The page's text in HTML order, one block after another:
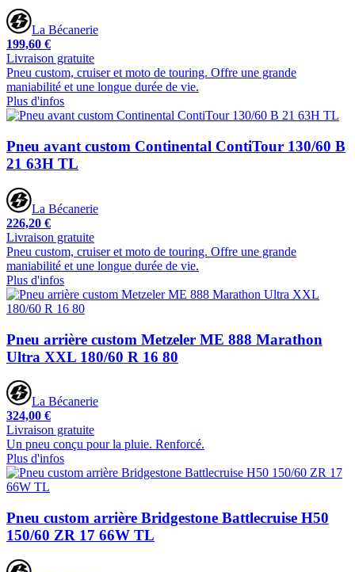
La Bécanerie
199,60 €
Livraison gratuite
Pneu custom, cruiser et moto de touring. Offre une grande
maniabilité et une longue durée de vie.
Plus d'infos
Pneu avant custom Continental ContiTour 130/60 B
21 63H TL
La Bécanerie
226,20 €
Livraison gratuite
Pneu custom, cruiser et moto de touring. Offre une grande
maniabilité et une longue durée de vie.
Plus d'infos
Pneu arrière custom Metzeler ME 888 Marathon
Ultra XXL 180/60 R 16 80
La Bécanerie
324,00 €
Livraison gratuite
Un pneu conçu pour la pluie. Renforcé.
Plus d'infos
Pneu custom arrière Bridgestone Battlecruise H50
150/60 ZR 17 66W TL